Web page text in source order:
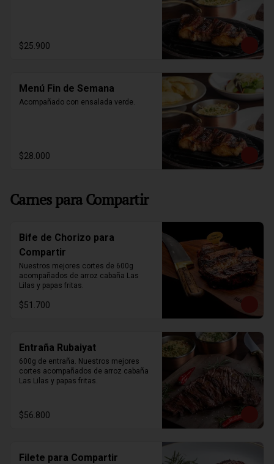
$25.900
Menú Fin de Semana
Acompañado con ensalada verde.
$28.000
Carnes para Compartir
Bife de Chorizo para
Compartir
Nuestros mejores cortes de 600g
acompañados de arroz cabaña Las
Lilas y papas fritas.
$51.700
Entraña Rubaiyat
600g de entraña. Nuestros mejores
cortes acompañados de arroz cabaña
Las Lilas y papas fritas.
$56.800
Filete para Compartir